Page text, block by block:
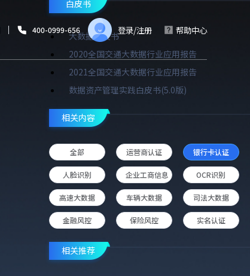
400-0999-656 登录/注册 帮助中心
白皮书
大数据白皮书
2020全国交通大数据行业应用报告
2021全国交通大数据行业应用报告
数据资产管理实践白皮书(5.0版)
相关内容
全部 运营商认证 银行卡认证
人脸识别 企业工商信息 OCR识别
高速大数据 车辆大数据 司法大数据
金融风控 保险风控 实名认证
相关推荐